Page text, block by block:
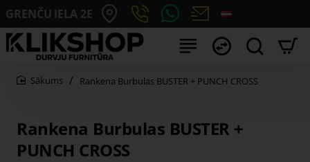
GRENČU IELA 2E
Rankena Burbulas BUSTER +
PUNCH CROSS
Rankena Burbulas BUSTER + PUNCH CROSS